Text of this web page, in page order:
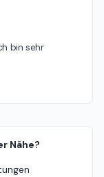
bin sehr
Nähe?